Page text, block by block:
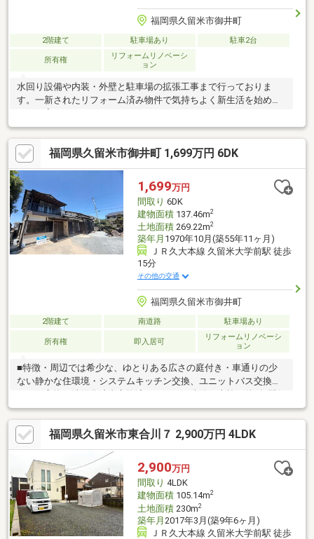
福岡県久留米市御井町
2階建て 駐車場あり 駐車2台
所有権
リフォームリノベーシ
ョン
水回り設備や内装・外壁と駐車場の拡張工事まで行っておりま
す。一新されたリフォーム済み物件で気持ちよく新生活を始めら
福岡県久留米市御井町 1,699万円 6DK
1,699万円
間取り 6DK
建物面積137.46m2
土地面積269.22m2
築年月 1970年10月(築55年11ヶ月)
ＪＲ久大本線 久留米大学前駅 徒歩
15分
その他の交通
福岡県久留米市御井町
2階建て 南道路 駐車場あり
所有権 即入居可
リフォームリノベーシ
ョン
■特徴・周辺では希少な、ゆとりある広さの庭付き・車通りの少
ない静かな住環境・システムキッチン交換、ユニットバス交換、
証■交通アクセス・J久留米大学前駅…約1200m（徒歩約15分）・
西鉄バス 紫山住宅前…約450m（徒歩約6分）■周辺環境・サニー
みいまち店…約800m（徒歩約10分）・御井小学校…約1100m（徒
歩約16分）・良山中学校…約1300m（徒歩約19分）資料請求やご
見学のご予約、資金計画のご相談なども承っております。どうぞ
お気軽にお問い合わせください。
福岡県久留米市東合川７ 2,900万円 4LDK
2,900万円
間取り 4LDK
建物面積105.14m2
土地面積230m2
築年月 2017年3月(築9年6ヶ月)
ＪＲ久大本線 久留米大学前駅 徒歩